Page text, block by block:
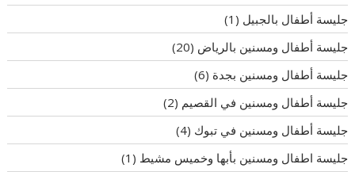
جليسة أطفال بالجبيل (1)
جليسة أطفال ومسنين بالرياض (20)
جليسة أطفال ومسنين بجدة (6)
جليسة أطفال ومسنين في القصيم (2)
جليسة أطفال ومسنين في تبوك (4)
جليسة اطفال ومسنين بأبها وخميس مشيط (1)